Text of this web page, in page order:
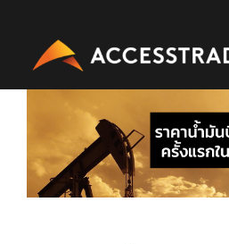
content